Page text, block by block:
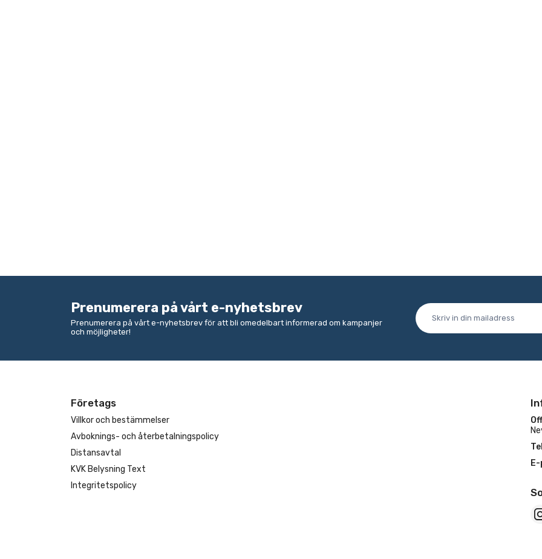
Prenumerera på vårt e-nyhetsbrev
Prenumerera på vårt e-nyhetsbrev för att bli omedelbart informerad om kampanjer
och möjligheter!
Företags
Villkor och bestämmelser
Avboknings- och återbetalningspolicy
Distansavtal
KVK Belysning Text
Integritetspolicy